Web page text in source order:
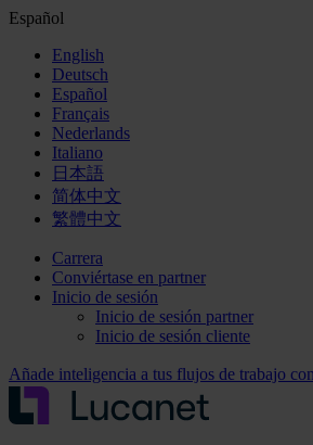
Español
English
Deutsch
Español
Français
Nederlands
Italiano
日本語
简体中文
繁體中文
Carrera
Conviértase en partner
Inicio de sesión
Inicio de sesión partner
Inicio de sesión cliente
Añade inteligencia a tus flujos de trabajo